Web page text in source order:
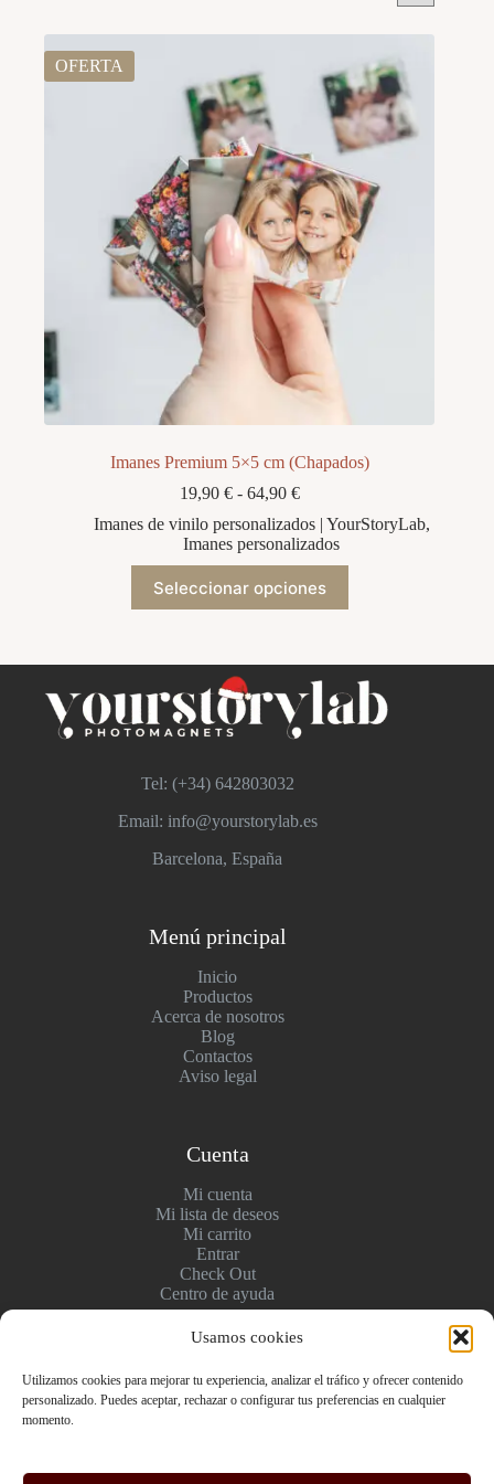
Usamos cookies
Utilizamos cookies para mejorar tu experiencia, analizar el tráfico y ofrecer contenido
personalizado. Puedes aceptar, rechazar o configurar tus preferencias en cualquier
momento.
OFERTA
Imanes Premium 5×5 cm (Chapados)
19,90 € - 64,90 €Rango
precios:
desde
19,90 €
hasta
64,90 €
Imanes de vinilo personalizados | YourStoryLab,
Imanes personalizados
Seleccionar opciones
producto
tiene
Las
opciones
se
pueden
la
página
de
producto
Tel: (+34) 642803032
Email: info@yourstorylab.es
Barcelona, España
Menú principal
Inicio
Productos
Acerca de nosotros
Blog
Contactos
Aviso legal
Cuenta
Mi cuenta
Mi lista de deseos
Mi carrito
Entrar
Check Out
Centro de ayuda
Pagos y entregas
Envío y pago
Pago seguro